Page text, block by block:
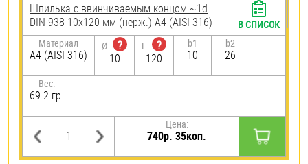
Шпилька c ввинчиваемым концом ~1d
DIN 938 10х120 мм (нерж.) A4 (AISI 316)
Материал
A4 (AISI 316)
Ø
?
10
L
?
120
b1
10
b2
26
Вес:
69.2 гр.
Цена:
740р. 35коп.
В СПИСОК